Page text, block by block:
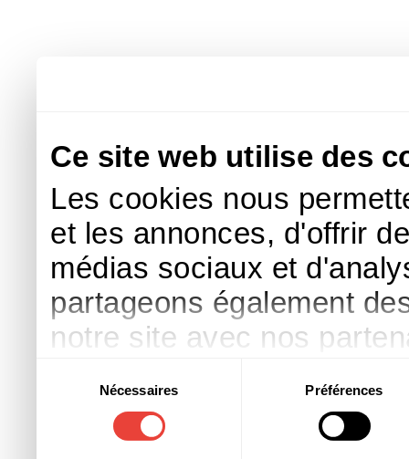
Ce site web utilise des
Les cookies nous
et les annonces, d'offrir
médias sociaux et
partageons également
notre site avec nos
d'autres informations
ont collectées lors de
consentement
Nécessaires Préférences